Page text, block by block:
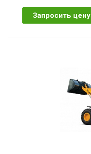
Запросить цену